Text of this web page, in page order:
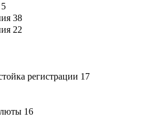
5
38
22
регистрации 17
16